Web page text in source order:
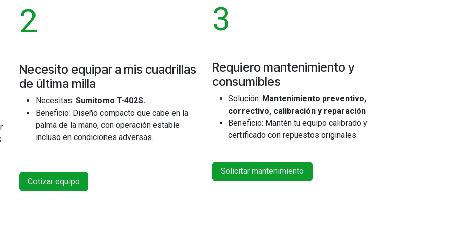
2
Necesito equipar a mis cuadrillas
de última milla
Necesitas: Sumitomo T-402S.
Beneficio: Diseño compacto que cabe en la
palma de la mano, con operación estable
incluso en condiciones adversas.
Cotizar equipo
3
Requiero mantenimiento y
consumibles
Solución: Mantenimiento preventivo,
correctivo, calibración y reparación
Beneficio: Mantén tu equipo calibrado y
certificado con repuestos originales.
Solicitar mantenimiento